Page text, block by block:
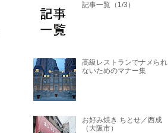
記事一覧（1/3）
高級レストランでナメられ
ないためのマナー集
お好み焼き ちとせ／西成
（大阪市）